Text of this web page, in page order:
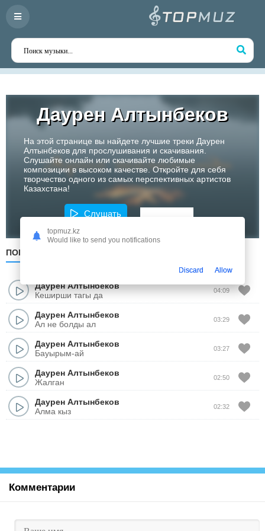
Даурен Алтынбеков
На этой странице вы найдете лучшие треки Даурен
Алтынбеков для прослушивания и скачивания.
Слушайте онлайн или скачивайте любимые
композиции в высоком качестве. Откройте для себя
творчество одного из самых перспективных артистов
Казахстана!
Слушать
ПОПУЛЯРНЫЕ
Даурен Алтынбеков
Кеширши тагы да
04:09
Даурен Алтынбеков
Ал не болды ал
03:29
Даурен Алтынбеков
Бауырым-ай
03:27
Даурен Алтынбеков
Жалган
02:50
Даурен Алтынбеков
Алма кыз
02:32
Комментарии
topmuz.kz
Would like to send you notifications
Discard Allow